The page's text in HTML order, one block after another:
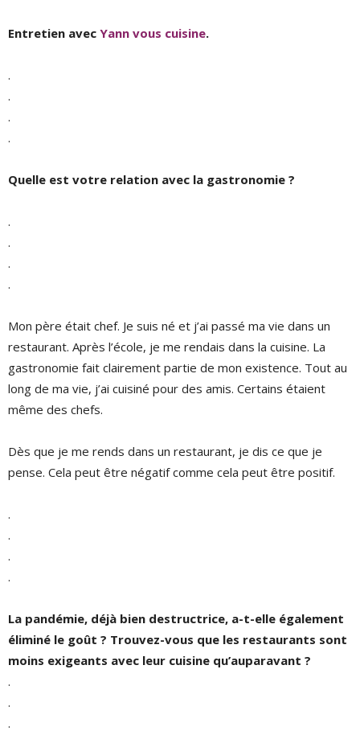
Entretien avec Yann vous cuisine.
.
.
.
.
Quelle est votre relation avec la gastronomie ?
.
.
.
.
Mon père était chef. Je suis né et j’ai passé ma vie dans un
restaurant. Après l’école, je me rendais dans la cuisine. La
gastronomie fait clairement partie de mon existence. Tout au
long de ma vie, j’ai cuisiné pour des amis. Certains étaient
même des chefs.
Dès que je me rends dans un restaurant, je dis ce que je
pense. Cela peut être négatif comme cela peut être positif.
.
.
.
.
La pandémie, déjà bien destructrice, a-t-elle également
éliminé le goût ? Trouvez-vous que les restaurants sont
moins exigeants avec leur cuisine qu’auparavant ?
.
.
.